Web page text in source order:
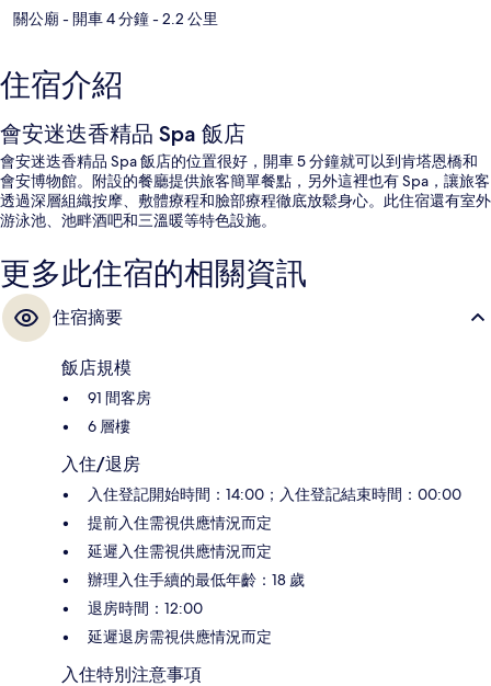
關公廟 - 開車 4 分鐘- 2.2 公里
住宿介紹
會安迷迭香精品 Spa 飯店
會安迷迭香精品 Spa 飯店的位置很好，開車 5 分鐘就可以到肯塔恩橋和
會安博物館。附設的餐廳提供旅客簡單餐點，另外這裡也有 Spa，讓旅客
透過深層組織按摩、敷體療程和臉部療程徹底放鬆身心。此住宿還有室外
游泳池、池畔酒吧和三溫暖等特色設施。
更多此住宿的相關資訊
住宿摘要
飯店規模
91 間客房
6 層樓
入住/退房
入住登記開始時間：14:00；入住登記結束時間：00:00
提前入住需視供應情況而定
延遲入住需視供應情況而定
辦理入住手續的最低年齡：18 歲
退房時間：12:00
延遲退房需視供應情況而定
入住特別注意事項